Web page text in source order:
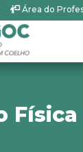
Área do
Física